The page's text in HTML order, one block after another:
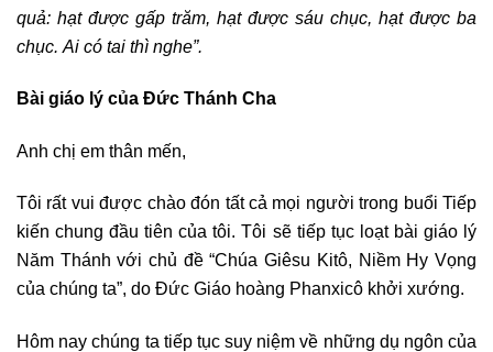
quả: hạt được gấp trăm, hạt được sáu chục, hạt được ba
chục. Ai có tai thì nghe”.
Bài giáo lý của Đức Thánh Cha
Anh chị em thân mến,
Tôi rất vui được chào đón tất cả mọi người trong buổi Tiếp
kiến ​​chung đầu tiên của tôi. Tôi sẽ tiếp tục loạt bài giáo lý
Năm Thánh với chủ đề “Chúa Giêsu Kitô, Niềm Hy Vọng
của chúng ta”, do Đức Giáo hoàng Phanxicô khởi xướng.
Hôm nay chúng ta tiếp tục suy niệm về những dụ ngôn của